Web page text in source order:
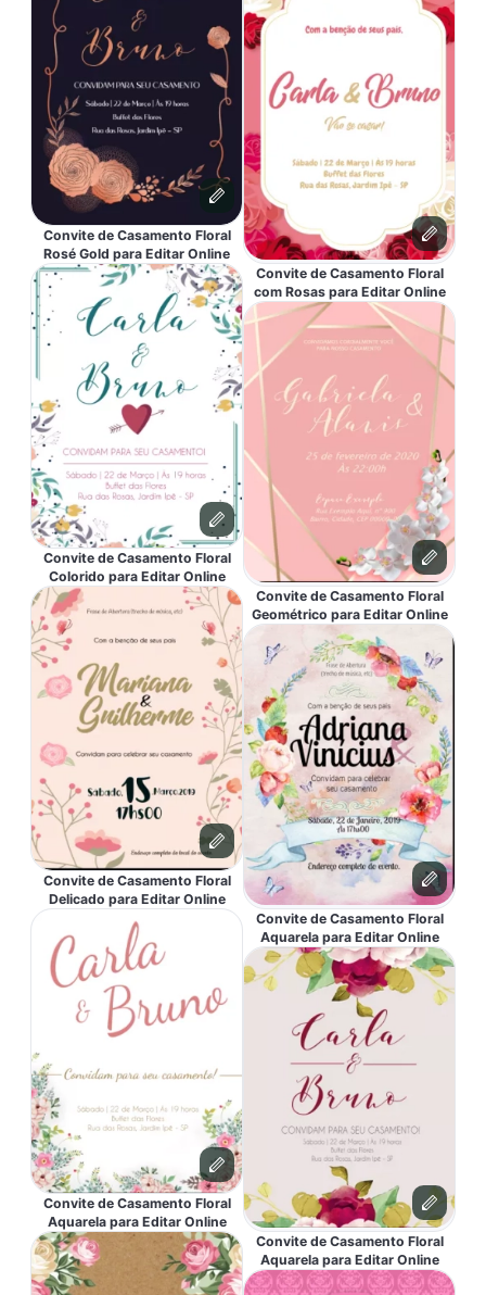
Convite de Casamento Floral
Rosé Gold para Editar Online
Convite de Casamento Floral
Colorido para Editar Online
Convite de Casamento Floral
Delicado para Editar Online
Convite de Casamento Floral
Aquarela para Editar Online
Convite de Casamento Floral
com Rosas para Editar Online
Convite de Casamento Floral
Geométrico para Editar Online
Convite de Casamento Floral
Aquarela para Editar Online
Convite de Casamento Floral
Aquarela para Editar Online